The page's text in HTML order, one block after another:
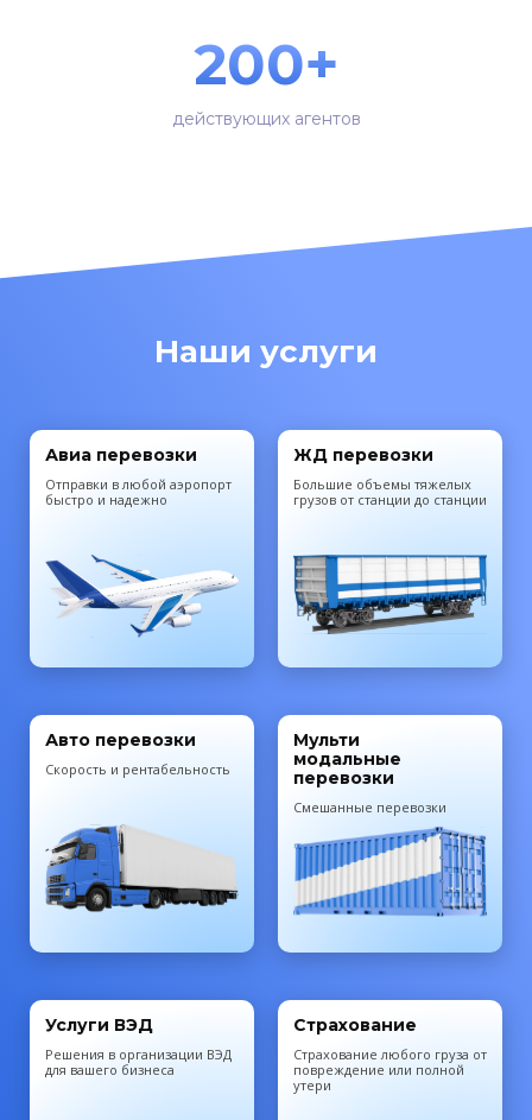
200+
действующих агентов
Наши услуги
Авиа перевозки
Отправки в любой аэропорт
быстро и надежно
ЖД перевозки
Большие объемы тяжелых
грузов от станции до станции
Авто перевозки
Скорость и рентабельность
Мульти
модальные
перевозки
Смешанные перевозки
Услуги ВЭД
Решения в организации ВЭД
для вашего бизнеса
Страхование
Cтрахование любого груза от
повреждение или полной
утери